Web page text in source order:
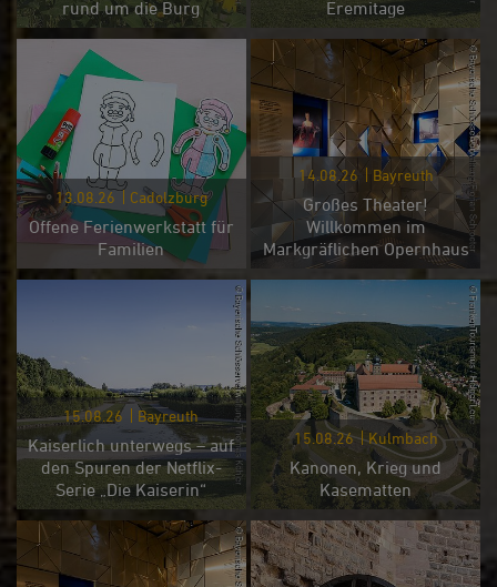
rund um die Burg
Eremitage
13.08.26 Cadolzburg
Offene Ferienwerkstatt für
Familien
14.08.26 Bayreuth
Großes Theater!
Willkommen im
Markgräflichen Opernhaus
15.08.26 Bayreuth
Kaiserlich unterwegs – auf
den Spuren der Netflix-
Serie „Die Kaiserin“
15.08.26 Kulmbach
Kanonen, Krieg und
Kasematten